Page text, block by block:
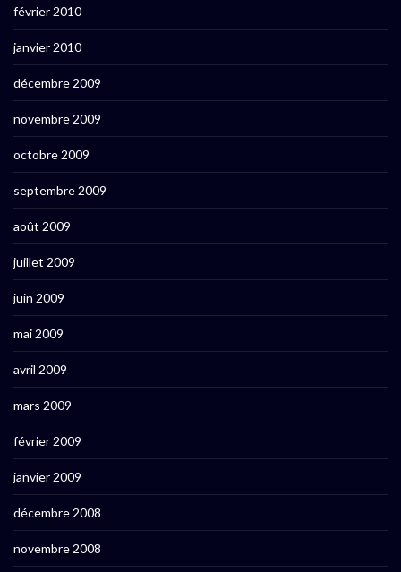
février 2010
janvier 2010
décembre 2009
novembre 2009
octobre 2009
septembre 2009
août 2009
juillet 2009
juin 2009
mai 2009
avril 2009
mars 2009
février 2009
janvier 2009
décembre 2008
novembre 2008